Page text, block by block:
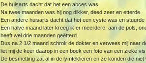
De huisarts dacht dat het een abces was.
Na twee maanden was hij nog dikker, deed zeer en etterde.
Een andere huisarts dacht dat het een cyste was en stuurde
Een halve maand later kreeg ik er meerdere, aan de pols,
heeft wel drie maanden geëtterd.
Dus na 2 1/2 maand schrok de dokter en verwees mij naar
liet mij de keer daarop in een boek een foto van een zieke
De besmetting zat al in de lymfeklieren en ze konden die niet